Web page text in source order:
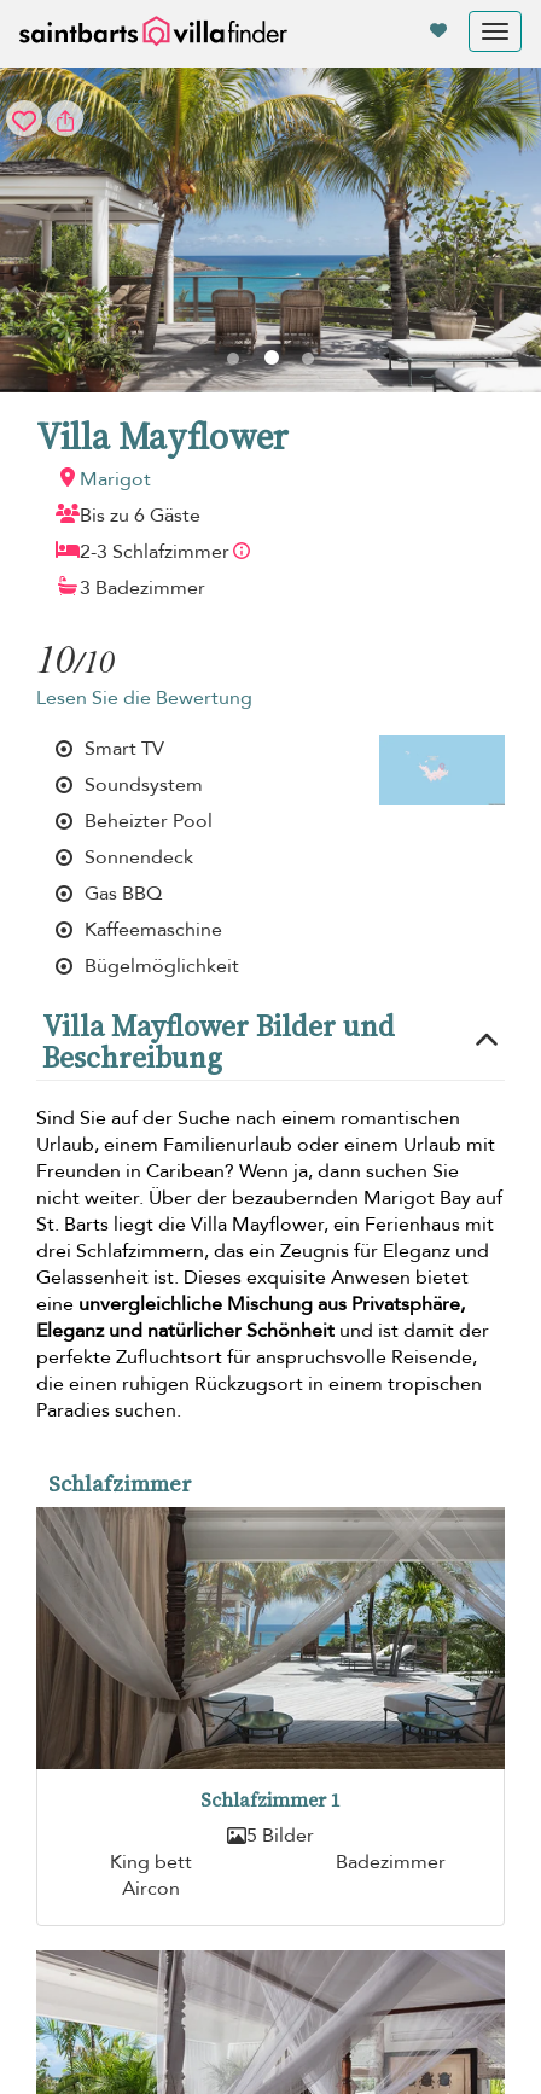
Villa Mayflower
Marigot
Bis zu 6 Gäste
2-3 Schlafzimmer
3 Badezimmer
10/10
Lesen Sie die Bewertung
Smart TV
Soundsystem
Beheizter Pool
Sonnendeck
Gas BBQ
Kaffeemaschine
Bügelmöglichkeit
Villa Mayflower Bilder und
Beschreibung
Sind Sie auf der Suche nach einem romantischen
Urlaub, einem Familienurlaub oder einem Urlaub mit
Freunden in Caribean? Wenn ja, dann suchen Sie
nicht weiter. Über der bezaubernden Marigot Bay auf
St. Barts liegt die Villa Mayflower, ein Ferienhaus mit
drei Schlafzimmern, das ein Zeugnis für Eleganz und
Gelassenheit ist. Dieses exquisite Anwesen bietet
eine unvergleichliche Mischung aus Privatsphäre,
Eleganz und natürlicher Schönheit und ist damit der
perfekte Zufluchtsort für anspruchsvolle Reisende,
die einen ruhigen Rückzugsort in einem tropischen
Paradies suchen.
Schlafzimmer
Schlafzimmer 1
5 Bilder
King bett
Badezimmer
Aircon
Cookie-Einstellungen